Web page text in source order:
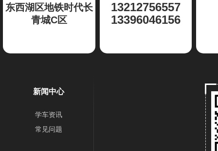
东西湖区地铁时代长
青城C区
13212756557
13396046156
新闻中心
学车资讯
常见问题